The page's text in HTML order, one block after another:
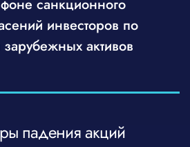
санкционного
инвесторов по
активов
падения акций